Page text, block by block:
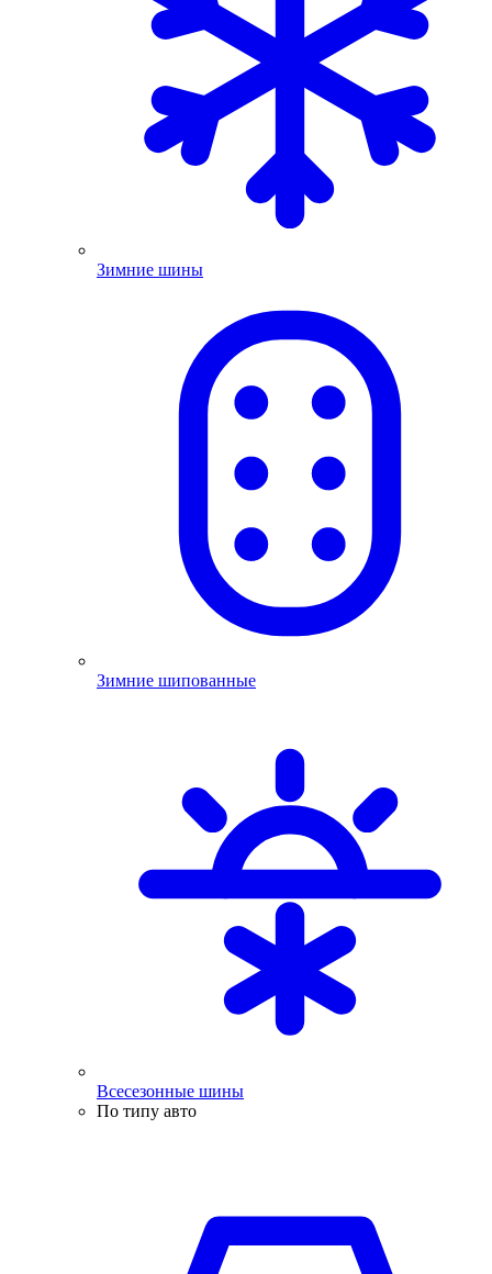
Зимние шины
Зимние шипованные
Всесезонные шины
По типу авто